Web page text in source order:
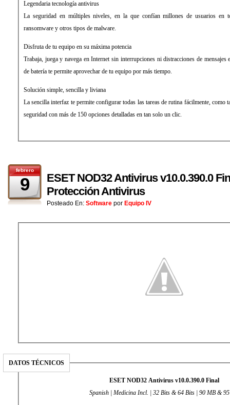
Legendaria tecnología antivirus
La seguridad en múltiples niveles, en la que confían millones de usuarios en
ransomware y otros tipos de malware.
Disfruta de tu equipo en su máxima potencia
Trabaja, juega y navega en Internet sin interrupciones ni distracciones de mensajes
de batería te permite aprovechar de tu equipo por más tiempo.
Solución simple, sencilla y liviana
La sencilla interfaz te permite configurar todas las tareas de rutina fácilmente, como
seguridad con más de 150 opciones detalladas en tan solo un clic.
febrero
9
ESET NOD32 Antivirus v10.0.390.0
Protección Antivirus
Posteado En: Software por Equipo IV
DATOS TÉCNICOS
ESET NOD32 Antivirus v10.0.390.0 Final
Spanish | Medicina Incl. | 32 Bits & 64 Bits | 90 MB &